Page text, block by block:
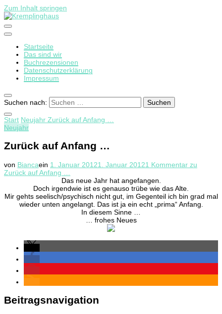
Zum Inhalt springen
Kremplinghaus
Startseite
Das sind wir
Buchrezensionen
Datenschutzerklärung
Impressum
Suchen nach:
Start Neujahr Zurück auf Anfang …
Neujahr
Zurück auf Anfang …
von Biancaein 1. Januar 20121. Januar 20121 Kommentar zu
Zurück auf Anfang …
Das neue Jahr hat angefangen.
Doch irgendwie ist es genauso trübe wie das Alte.
Mir gehts seelisch/psychisch nicht gut, im Gegenteil ich bin grad mal
wieder unten angelangt. Das ist ja ein echt „prima“ Anfang.
In diesem Sinne …
… frohes Neues
Beitragsnavigation